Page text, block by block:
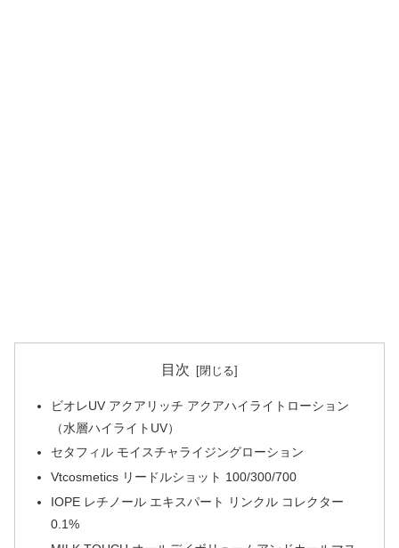
目次
ビオレUV アクアリッチ アクアハイライトローション
（水層ハイライトUV）
セタフィル モイスチャライジングローション
Vtcosmetics リードルショット 100/300/700
IOPE レチノール エキスパート リンクル コレクター
0.1%